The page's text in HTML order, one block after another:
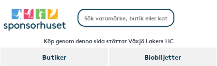
Köp genom denna sida stöttar Växjö Lakers HC
Butiker
Biobiljetter